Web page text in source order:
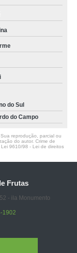
do Sul
do Campo
reprodução, parcial ou
do autor. Crime de
Lei 9610/98 - Lei de direitos
Frutas
- ila Monumento
1902